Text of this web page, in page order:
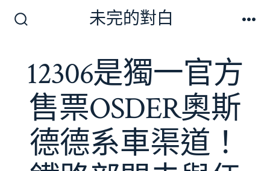
換
開
關
未完的對白
12306是獨一官方
售票OSDER奧斯
德德系車渠道！